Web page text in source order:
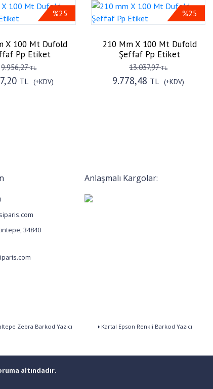
%25
X 100 Mt Dufold
Pp Etiket
9.956,27TL
TL (+KDV)
%25
210 Mm X 100 Mt Dufold
Şeffaf Pp Etiket
13.037,97TL
9.778,48 TL (+KDV)
34840
Anlaşmalı Kargolar:
Zebra Barkod Yazıcı Kartal Epson Renkli Barkod Yazıcı
altındadır.